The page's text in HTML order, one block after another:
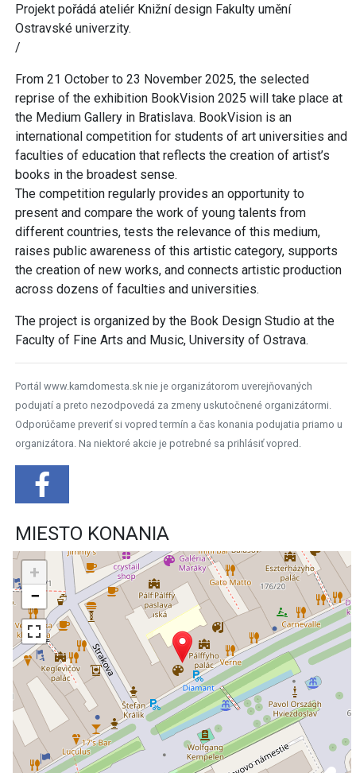
Projekt pořádá ateliér Knižní design Fakulty umění
Ostravské univerzity.
/
From 21 October to 23 November 2025, the selected
reprise of the exhibition BookVision 2025 will take place at
the Medium Gallery in Bratislava. BookVision is an
international competition for students of art universities and
faculties of education that reflects the creation of artist’s
books in the broadest sense.
The competition regularly provides an opportunity to
present and compare the work of young talents from
different countries, tests the relevance of this medium,
raises public awareness of this artistic category, supports
the creation of new works, and connects artistic production
across dozens of faculties and universities.
The project is organized by the Book Design Studio at the
Faculty of Fine Arts and Music, University of Ostrava.
Portál www.kamdomesta.sk nie je organizátorom uverejňovaných
podujatí a preto nezodpovedá za zmeny uskutočnené organizátormi.
Odporúčame preveriť si vopred termín a čas konania podujatia priamo u
organizátora. Na niektoré akcie je potrebné sa prihlásiť vopred.
MIESTO KONANIA
+
−